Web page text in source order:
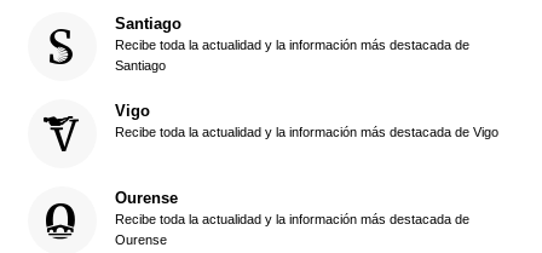
Santiago
Recibe toda la actualidad y la información más destacada de
Santiago
Vigo
Recibe toda la actualidad y la información más destacada de Vigo
Ourense
Recibe toda la actualidad y la información más destacada de
Ourense